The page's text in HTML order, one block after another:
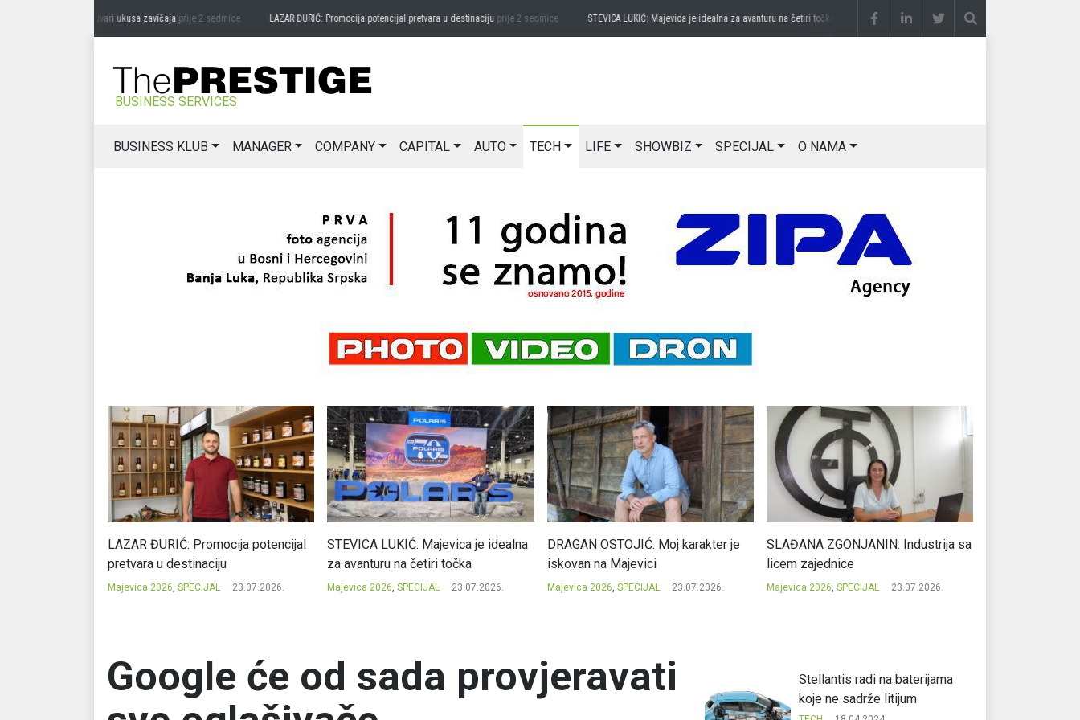
MIĆANOVIĆ: Čuvari ukusa zavičajaprije 2 sedmice LAZAR ĐURIĆ: Promocija potencijal pretvara u destinacijuprije 2 sedmice STEVICA LUKIĆ: Majevica je idealna za avanturu na četiri točkaprije 2 sedmice DRAGAN OSTOJIĆ: Moj karakter je
BUSINESS SERVICES
BUSINESS KLUB MANAGER COMPANY CAPITAL AUTO TECH LIFE SHOWBIZ SPECIJAL O NAMA
LAZAR ĐURIĆ: Promocija potencijal
pretvara u destinaciju
Majevica 2026, SPECIJAL 23.07.2026.
STEVICA LUKIĆ: Majevica je idealna
za avanturu na četiri točka
Majevica 2026, SPECIJAL 23.07.2026.
DRAGAN OSTOJIĆ: Moj karakter je
iskovan na Majevici
Majevica 2026, SPECIJAL 23.07.2026.
SLAĐANA ZGONJANIN: Industrija sa
licem zajednice
Majevica 2026, SPECIJAL 23.07.2026.
Google će od sada provjeravati
Stellantis radi na baterijama
koje ne sadrže litijum